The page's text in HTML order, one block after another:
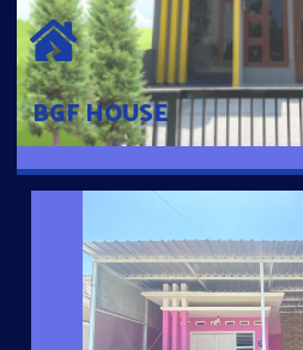
BGF HOUSE
Hunian Mewah Pusat Kota dengan
Parkir Mobil dengan 3 Kamar Tidur dan
GRIYA ASRI BOGORAN